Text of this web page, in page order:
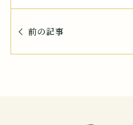
前の記事